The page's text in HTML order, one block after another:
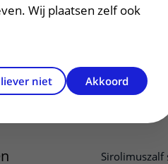
Sirolimuszalf
Wij plaatsen zelf ook
niet Akkoord